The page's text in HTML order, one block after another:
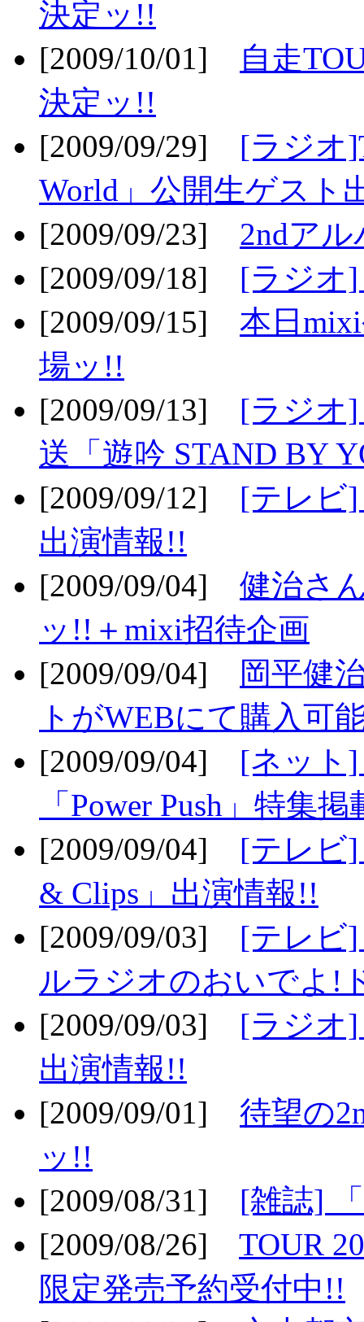
決定ッ!!
[2009/10/01]
自走
決定ッ!!
[2009/09/29] [ラジオ
World」公開生ゲスト
[2009/09/23] 2ndア
[2009/09/18] [ラジオ
[2009/09/15] 本日
場ッ!!
[2009/09/13] [ラジオ]
送「遊吟 STAND BY
[2009/09/12] [テレビ]
出演情報!!
[2009/09/04] 健治さ
ッ!!＋mixi招待企画
[2009/09/04]
岡平健
トがWEBにて購入可
[2009/09/04] [ネット]
「Power Push」特集
[2009/09/04] [テレビ]
& Clips」出演情報!!
[2009/09/03] [テレビ
ルラジオのおいでよ!
[2009/09/03] [ラジオ]
出演情報!!
[2009/09/01] 待望の
ッ!!
[2009/08/31] [雑誌]
[2009/08/26] TOUR
限定発売予約受付中!!